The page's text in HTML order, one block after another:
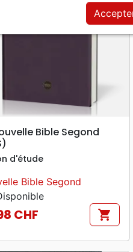
search APERÇU RAPIDE
Bible Segond
d'étude
Bible Segond
CHF shopping_cart